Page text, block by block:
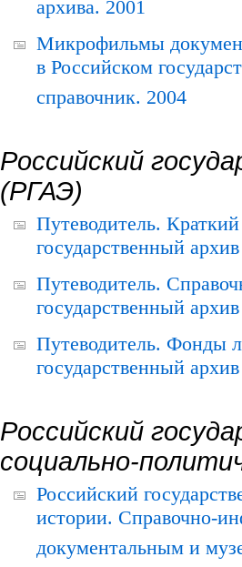
архива. 2001
Микрофильмы
в Российском
справочник. 2004
Российский
(РГАЭ)
Путеводитель.
государственный
Путеводитель.
государственный
Путеводитель. Фонды
государственный
Российский
социально-
Российский
истории. Справочно-
документальным и